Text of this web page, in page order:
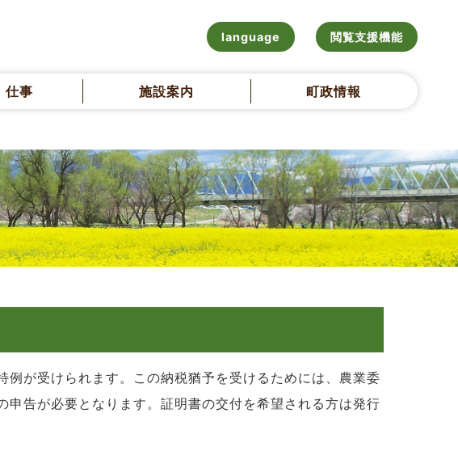
language 閲覧支援機能
仕事 施設案内 町政情報
が受けられます。この納税猶予を受けるためには、農業委
告が必要となります。証明書の交付を希望される方は発行